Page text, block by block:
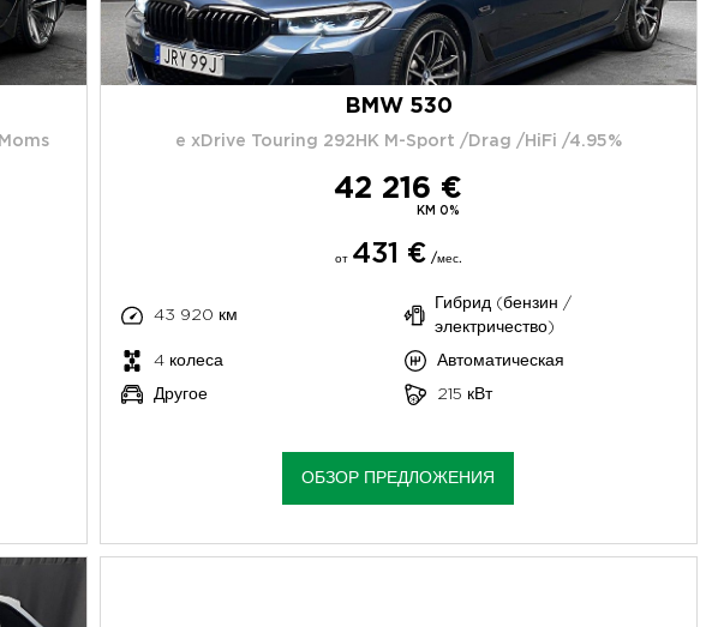
BMW 530
e xDrive Touring 292HK M-Sport /Drag /HiFi /4.95%
42 216 €
KM 0%
от 431 € /мес.
43 920 км
Гибрид (бензин /
электричество)
4 колеса
Автоматическая
Другое
215 кВт
ОБЗОР ПРЕДЛОЖЕНИЯ